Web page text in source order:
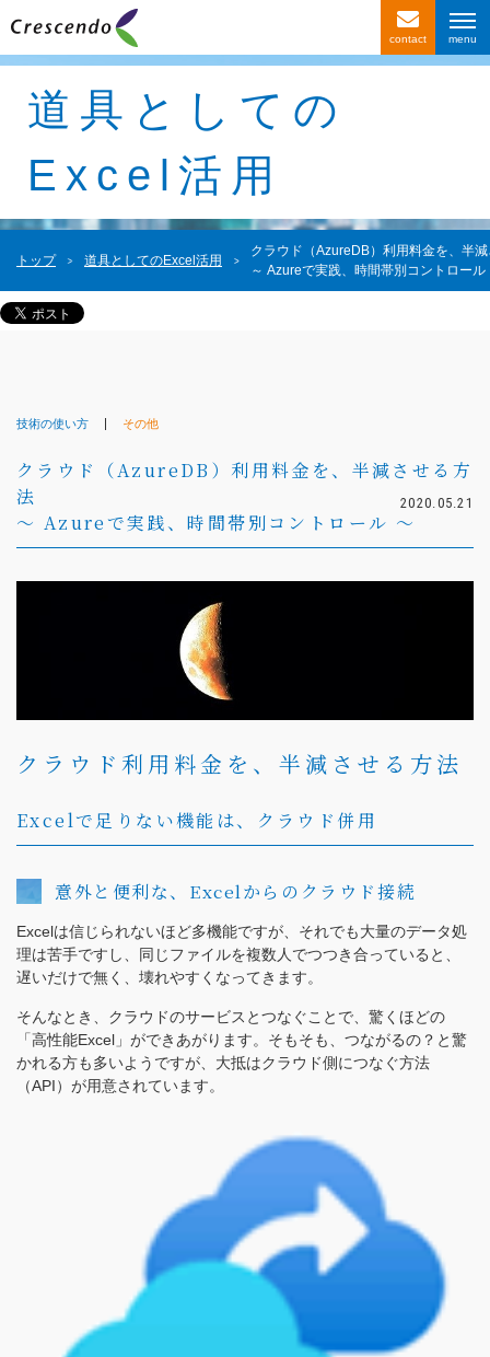
事例紹介
お客様の声
会社情報
土日祝日・お盆・年末年始を除く
contact
道具としての
Excel活用
トップ 道具としてのExcel活用
クラウド（AzureDB）利用料金を、半
～ Azureで実践、時間帯別コントロール
技術の使い方 その他
クラウド（AzureDB）利用料金を、半減させる方
法
～ Azureで実践、時間帯別コントロール ～
2020.05.21
クラウド利用料金を、半減させる方法
Excelで足りない機能は、クラウド併用
意外と便利な、Excelからのクラウド接続
Excelは信じられないほど多機能ですが、それでも大量のデータ処
理は苦手ですし、同じファイルを複数人でつつき合っていると、
遅いだけで無く、壊れやすくなってきます。
そんなとき、クラウドのサービスとつなぐことで、驚くほどの
「高性能Excel」ができあがります。そもそも、つながるの？と驚
かれる方も多いようですが、大抵はクラウド側につなぐ方法
（API）が用意されています。